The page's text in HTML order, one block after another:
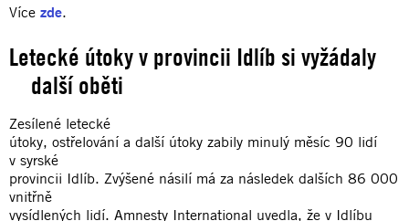
Více zde.
Letecké útoky v provincii Idlíb si vyžádaly
další oběti
Zesílené letecké
útoky, ostřelování a další útoky zabily minulý měsíc 90 lidí
v syrské
provincii Idlíb. Zvýšené násilí má za následek dalších 86 000
vnitřně
vysídlených lidí. Amnesty International uvedla, že v Idlíbu